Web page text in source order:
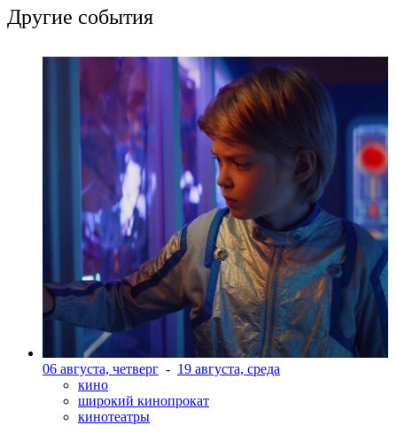
Другие события
06 августа, четверг - 19 августа, среда
кино
широкий кинопрокат
кинотеатры